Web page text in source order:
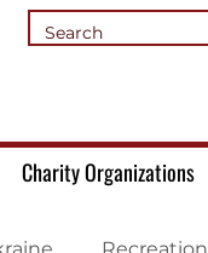
Charity Organizations